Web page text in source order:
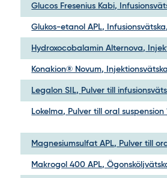
Glucos Fresenius Kabi,
Glukos-etanol APL,
Hydroxocobalamin Alternova,
Konakion® Novum,
Legalon SIL, Pulver till
Lokelma, Pulver till oral suspension
Magnesiumsulfat APL, Pulver till
Makrogol 400 APL,